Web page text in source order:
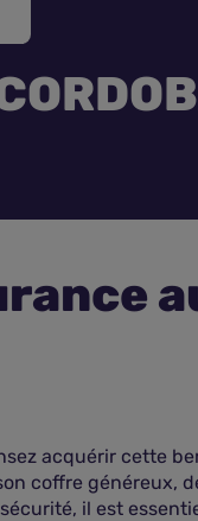
acquérir cette
coffre généreux,
il est